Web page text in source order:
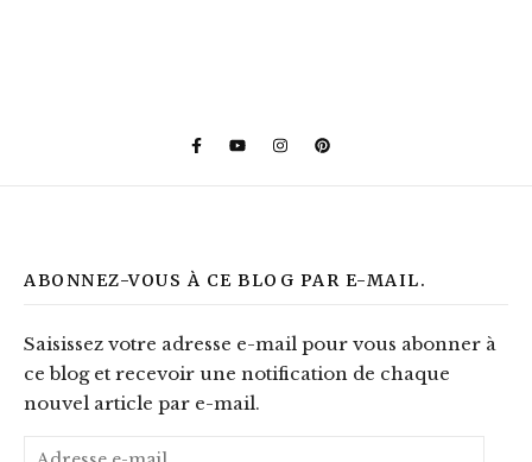
ABONNEZ-VOUS À CE BLOG PAR E-MAIL.
Saisissez votre adresse e-mail pour vous abonner à
ce blog et recevoir une notification de chaque
nouvel article par e-mail.
Adresse e-mail